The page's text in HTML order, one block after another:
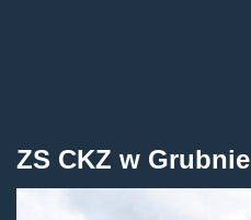
ZS CKZ w Grubnie